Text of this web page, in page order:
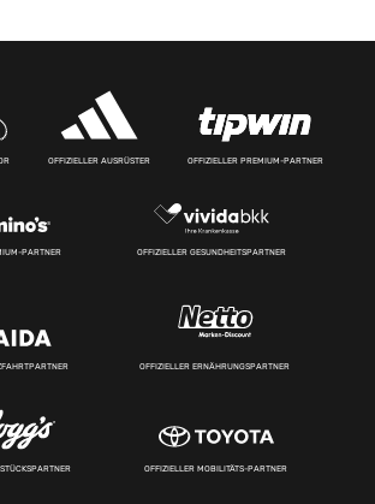
OFFIZIELLER AUSRÜSTER OFFIZIELLER PREMIUM-PARTNER
PARTNER OFFIZIELLER GESUNDHEITSPARTNER
OFFIZIELLER ERNÄHRUNGSPARTNER
OFFIZIELLER MOBILITÄTS-PARTNER